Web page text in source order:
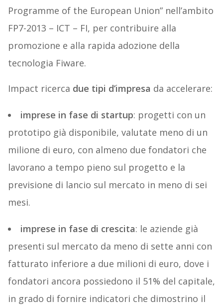
Programme of the European Union” nell’ambito
FP7-2013 – ICT – FI, per contribuire alla
promozione e alla rapida adozione della
tecnologia Fiware.
Impact ricerca due tipi d’impresa da accelerare:
imprese in fase di startup: progetti con un
prototipo già disponibile, valutate meno di un
milione di euro, con almeno due fondatori che
lavorano a tempo pieno sul progetto e la
previsione di lancio sul mercato in meno di sei
mesi.
imprese in fase di crescita: le aziende già
presenti sul mercato da meno di sette anni con
fatturato inferiore a due milioni di euro, dove i
fondatori ancora possiedono il 51% del capitale,
in grado di fornire indicatori che dimostrino il